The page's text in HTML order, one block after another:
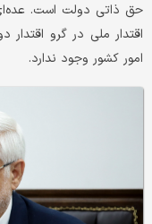
حق ذاتی دولت است. عده‌ای
اقتدار ملی در گرو
امور کشور وجود ندارد.